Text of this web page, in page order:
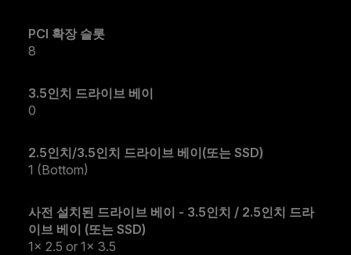
PCI 확장 슬롯
8
3.5인치 드라이브 베이
0
2.5인치/3.5인치 드라이브 베이(또는 SSD)
1 (Bottom)
사전 설치된 드라이브 베이 - 3.5인치 / 2.5인치 드라
이브 베이 (또는 SSD)
1x 2.5 or 1x 3.5